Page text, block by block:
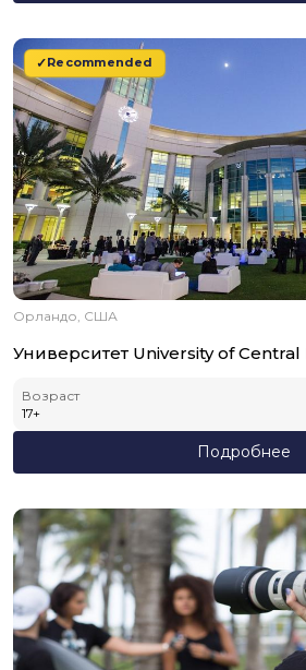
Recommended
Орландо, США
Университет University of
Возраст
17+
Подробнее